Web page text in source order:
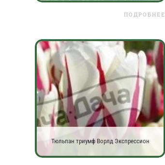
ПОДРОБНЕЕ
Тюльпан триумф Ворлд Экспрессион